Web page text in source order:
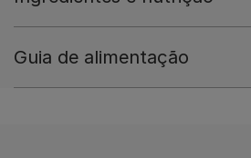
Guia de alimentação